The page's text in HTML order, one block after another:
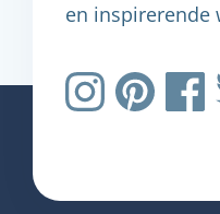
en inspirerende